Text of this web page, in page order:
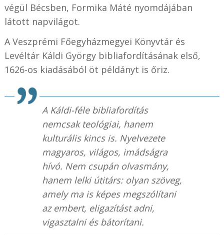
végül Bécsben, Formika Máté nyomdájában
látott napvilágot.
A Veszprémi Főegyházmegyei Könyvtár és
Levéltár Káldi György bibliafordításának első,
1626-os kiadásából öt példányt is őriz.
A Káldi-féle bibliafordítás
nemcsak teológiai, hanem
kulturális kincs is. Nyelvezete
magyaros, világos, imádságra
hívó. Nem csupán olvasmány,
hanem lelki útitárs: olyan szöveg,
amely ma is képes megszólítani
az embert, eligazítást adni,
vigasztalni és bátorítani.